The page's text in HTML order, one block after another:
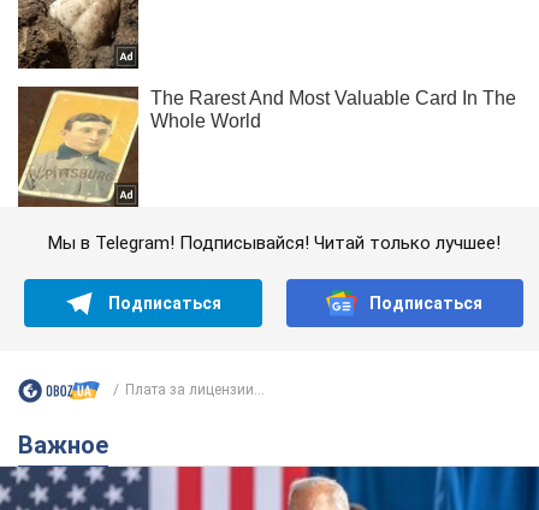
Мы в Telegram! Подписывайся! Читай только лучшее!
Подписаться Подписаться
Плата за лицензии...
Важное